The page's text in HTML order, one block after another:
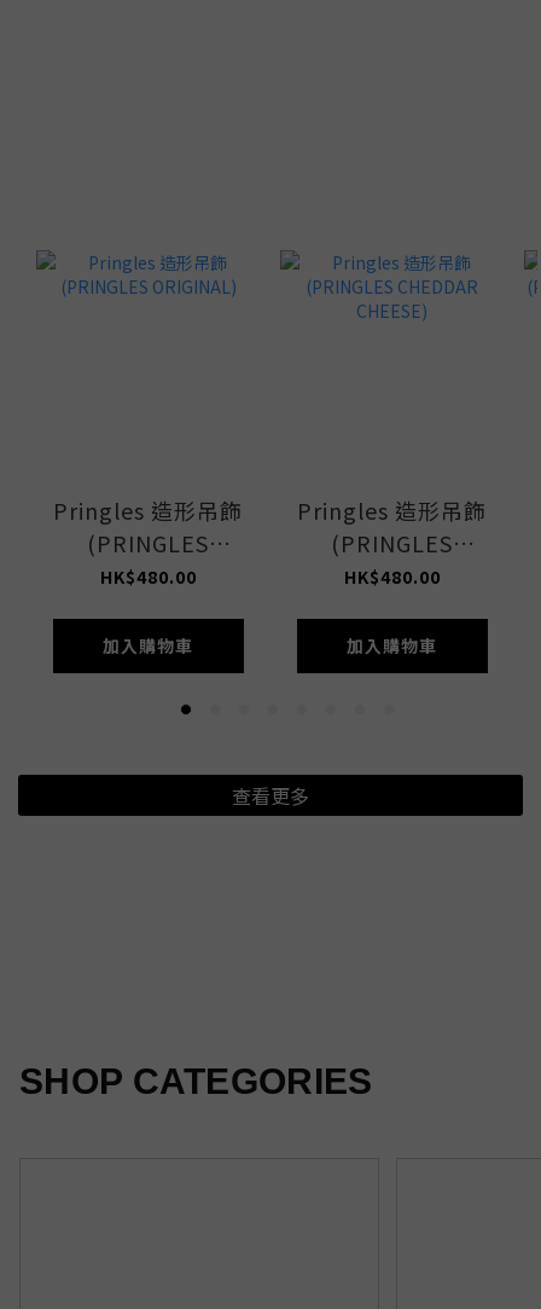
Pringles 造形吊飾
(PRINGLES
ORIGINAL)
HK$480.00
加入購物車
Pringles 造形吊飾
(PRINGLES
CHEDDAR
HK$480.00
加入購物車
查看更多
SHOP CATEGORIES